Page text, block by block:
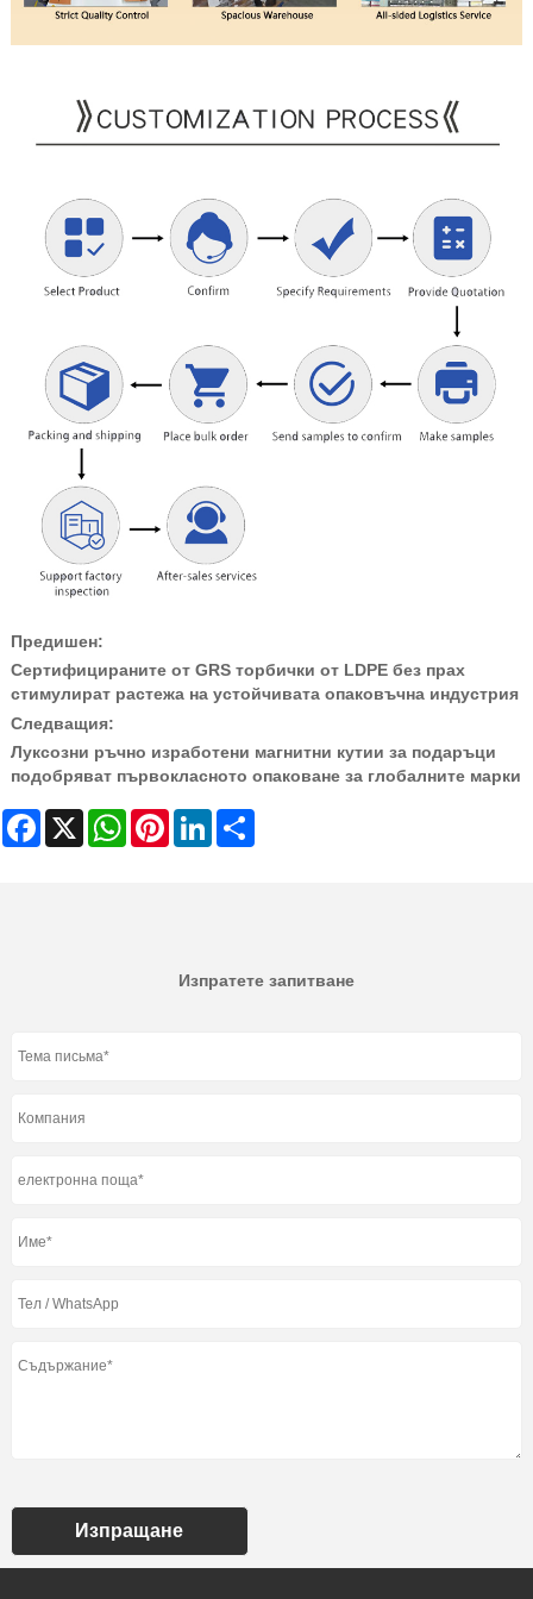
Предишен:
Сертифицираните от GRS торбички от LDPE без прах
стимулират растежа на устойчивата опаковъчна индустрия
Следващия:
Луксозни ръчно изработени магнитни кутии за подаръци
подобряват първокласното опаковане за глобалните марки
Facebook
X WhatsAppPinterestLinkedIn
Изпратете запитване
Изпращане